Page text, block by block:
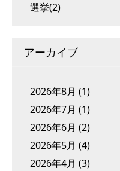
選挙(2)
アーカイブ
2026年8月 (1)
2026年7月 (1)
2026年6月 (2)
2026年5月 (4)
2026年4月 (3)